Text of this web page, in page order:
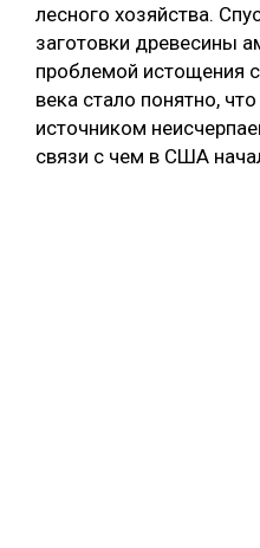
лесного хозяйства.
заготовки древесины
проблемой истощения
века стало понятно,
источником
связи с чем в США